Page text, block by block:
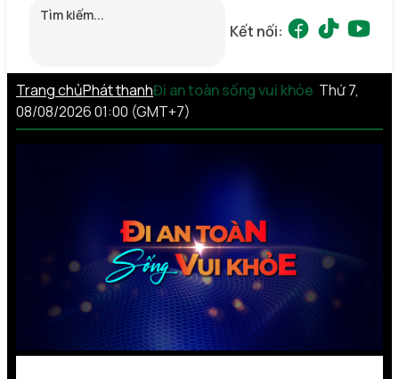
Kết nối:
Trang chủPhát thanhĐi an toàn sống vui khỏe Thứ 7,
08/08/2026 01:00 (GMT+7)